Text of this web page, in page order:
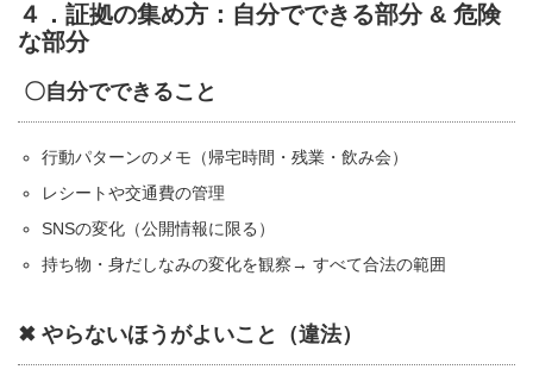
４．証拠の集め方：自分でできる部分 & 危険
な部分
〇自分でできること
行動パターンのメモ（帰宅時間・残業・飲み会）
レシートや交通費の管理
SNSの変化（公開情報に限る）
持ち物・身だしなみの変化を観察→ すべて合法の範囲
✖ やらないほうがよいこと（違法）